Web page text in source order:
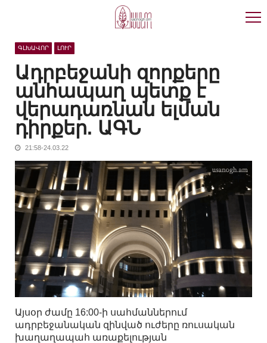
ԳԼԽԱՎՈՐ ԼՈՒՐ
Ադրբեջանի զորքերը
անհապաղ պետք է
վերադառնան ելման
դիրքեր. ԱԳՆ
21:58-24.03.22
Այսօր ժամը 16:00-ի սահմաններում
ադրբեջանական զինված ուժերը ռուսական
խաղաղապահ առաքելության